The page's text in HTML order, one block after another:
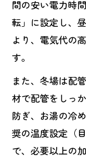
間の安い電力時
転」に設定し、
より、電気代の
す。
また、冬場は配
材で配管をしっ
防ぎ、お湯の冷
奨の温度設定（
で、必要以上の